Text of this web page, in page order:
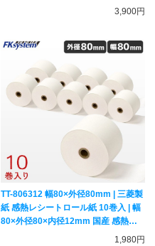
紙 サーマルペーパー アルコールチェ
3,900円
TT-806312 幅80×外径80mm | 三菱製
紙 感熱レシートロール紙 10巻入 | 幅
80×外径80×内径12mm 国産 感熱紙
サーマルペーパー アルコールチェッ
1,980円